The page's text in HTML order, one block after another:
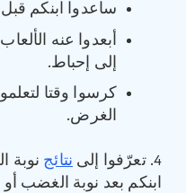
ساعدوا ابنكم
أبعدوا عنه
إلى إحباط.
كرسوا وقتا
الغرض.
4. تعرّفوا إلى نتائج نوبة
ابنكم بعد نوبة الغضب أو